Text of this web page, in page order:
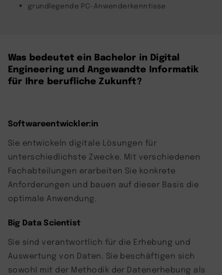
grundlegende PC-Anwenderkenntisse
Was bedeutet ein Bachelor in Digital
Engineering und Angewandte Informatik
für Ihre berufliche Zukunft?
Softwareentwickler:in
Sie entwickeln digitale Lösungen für
unterschiedlichste Zwecke. Mit verschiedenen
Fachabteilungen erarbeiten Sie konkrete
Anforderungen und bauen auf dieser Basis die
optimale Anwendung.
Big Data Scientist
Sie sind verantwortlich für die Erhebung und
Auswertung von Daten. Sie beschäftigen sich
sowohl mit der Methodik der Datenerhebung als